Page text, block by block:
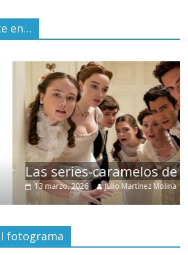
en…
de Shondaland
Julio Martínez Molina 0
fotograma